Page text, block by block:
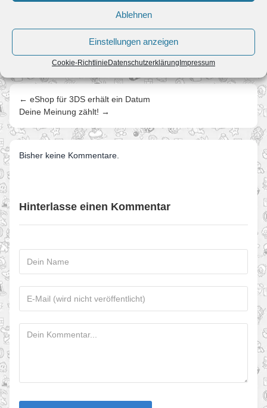
Ablehnen
Einstellungen anzeigen
Cookie-RichtlinieDatenschutzerklärungImpressum
Partner: 62. NMag-Ausgabe
Winter steht vor der Tür und das bedeutet für
viele Videospieler reichlich…
← eShop für 3DS erhält ein Datum
Deine Meinung zählt! →
Bisher keine Kommentare.
Hinterlasse einen Kommentar